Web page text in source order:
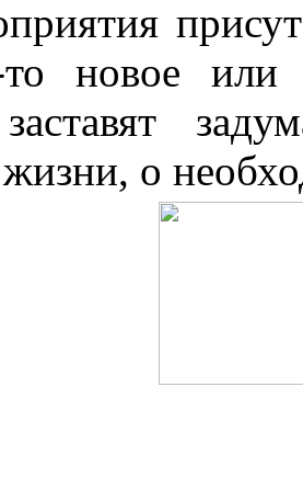
то новое или
о